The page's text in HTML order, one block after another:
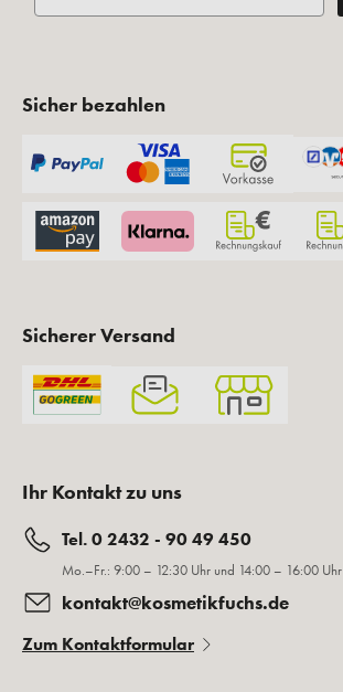
Sicher bezahlen
Sicherer Versand
Ihr Kontakt zu uns
Tel. 0 2432 - 90 49 450
Mo.–Fr.: 9:00 – 12:30 Uhr und 14:00 – 16:00 Uhr
kontakt@kosmetikfuchs.de
Zum Kontaktformular